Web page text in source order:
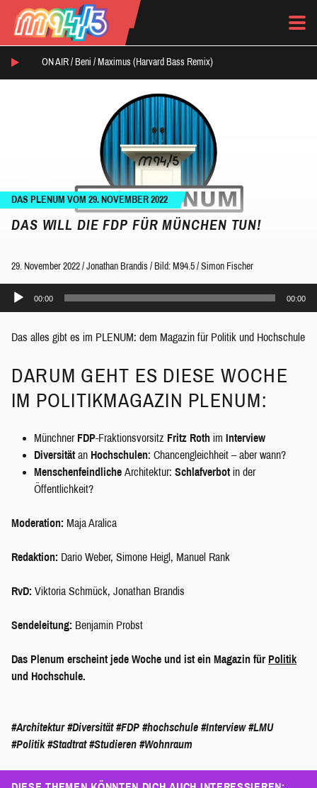
ON AIR / Beni / Maximus (Harvard Bass Remix)
DAS PLENUM VOM 29. NOVEMBER 2022
DAS WILL DIE FDP FÜR MÜNCHEN TUN!
29. November 2022 / Jonathan Brandis / Bild: M94.5 / Simon Fischer
Audio-
00:00 00:00
Das alles gibt es im PLENUM: dem Magazin für Politik und Hochschule
DARUM GEHT ES DIESE WOCHE
IM POLITIKMAGAZIN PLENUM:
Münchner FDP-Fraktionsvorsitz Fritz Roth im Interview
Diversitätan Hochschulen: Chancengleichheit – aber wann?
Menschenfeindliche Architektur: Schlafverbotin der
Öffentlichkeit?
Moderation: Maja Aralica
Redaktion: Dario Weber, Simone Heigl, Manuel Rank
RvD: Viktoria Schmück, Jonathan Brandis
Sendeleitung: Benjamin Probst
Das Plenum erscheint jede Woche und ist ein Magazin für Politik
und Hochschule.
#Architektur #Diversität #FDP #hochschule #Interview #LMU
#Politik #Stadtrat #Studieren #Wohnraum